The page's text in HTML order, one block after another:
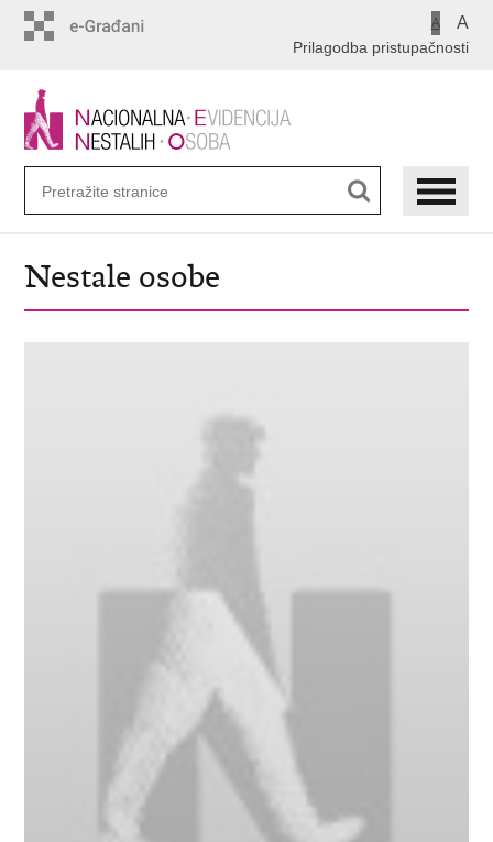
A A
Prilagodba pristupačnosti
Nestale osobe